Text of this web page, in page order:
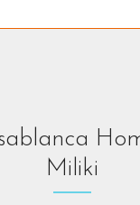
Miliki